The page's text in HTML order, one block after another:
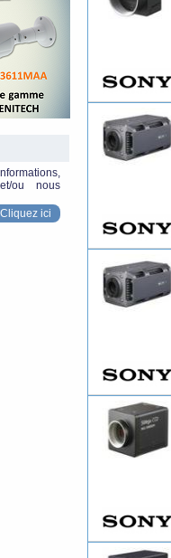
ou nous
Cliquez ici